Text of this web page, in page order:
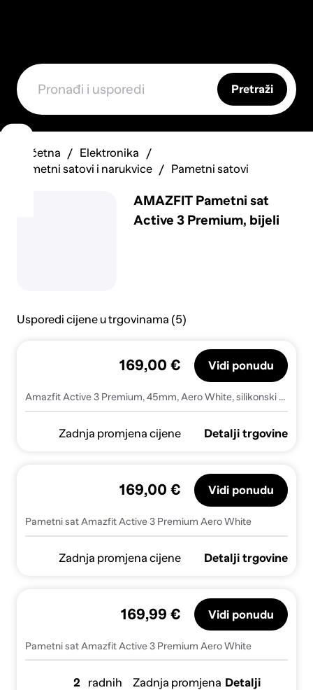
Pretraži
Početna
Elektronika
Pametni satovi i narukvice
Pametni satovi
AMAZFIT Pametni sat
Active 3 Premium, bijeli
Usporedi cijene u trgovinama (5)
Amazfit Active 3 Premium, 45mm, Aero White, silikonski remen, pametni sat
169,00 € Vidi ponudu
Zadnja promjena cijene Detalji trgovine
Pametni sat Amazfit Active 3 Premium Aero White
169,00 € Vidi ponudu
Zadnja promjena cijene Detalji trgovine
Pametni sat Amazfit Active 3 Premium Aero White
169,99 € Vidi ponudu
2
radnih
Zadnja promjena Detalji